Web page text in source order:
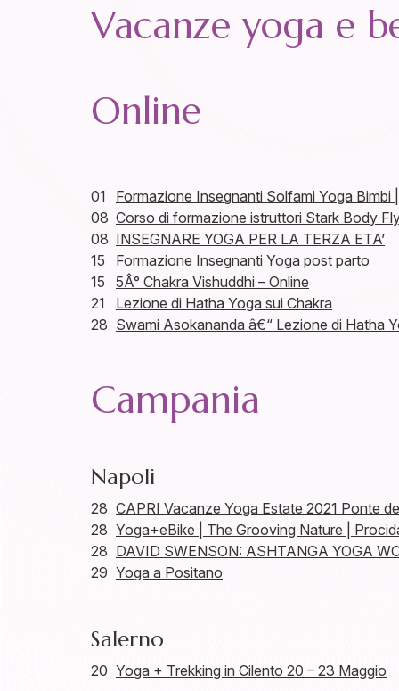
Vacanze yoga e
Online
01
Formazione Insegnanti Solfami Yoga
08 Corso di formazione istruttori Stark Body
08 INSEGNARE YOGA PER LA TERZA ETA’
15
Formazione Insegnanti Yoga post parto
15
5Â° Chakra Vishuddhi – Online
21
Lezione di Hatha Yoga sui Chakra
28 Swami Asokananda â€“ Lezione di Hatha
Campania
Napoli
28 CAPRI Vacanze Yoga Estate 2021 Ponte
28 Yoga+eBike | The Grooving Nature |
28 DAVID SWENSON: ASHTANGA YOGA
29 Yoga a Positano
Salerno
20 Yoga + Trekking in Cilento 20 – 23 Maggio